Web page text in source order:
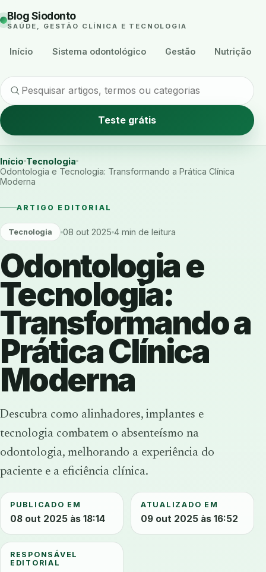
Blog Siodonto
SAÚDE, GESTÃO CLÍNICA E TECNOLOGIA
Início Sistema odontológico Gestão Nutrição
Teste grátis
Início Tecnologia
Odontologia e Tecnologia: Transformando a Prática Clínica
Moderna
ARTIGO EDITORIAL
Tecnologia 08 out 2025 4 min de leitura
Odontologia e
Tecnologia:
Transformando a
Prática Clínica
Moderna
Descubra como alinhadores, implantes e
tecnologia combatem o absenteísmo na
odontologia, melhorando a experiência do
paciente e a eficiência clínica.
PUBLICADO EM
08 out 2025 às 18:14
ATUALIZADO EM
09 out 2025 às 16:52
RESPONSÁVEL
EDITORIAL